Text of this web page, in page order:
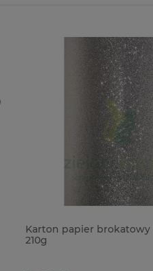
brokatowy Srebrny A4 /